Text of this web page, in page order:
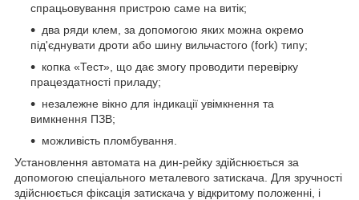
спрацьовування пристрою саме на витік;
два ряди клем, за допомогою яких можна окремо
під'єднувати дроти або шину вильчастого (fork) типу;
копка «Тест», що дає змогу проводити перевірку
працездатності приладу;
незалежне вікно для індикації увімкнення та
вимкнення ПЗВ;
можливість пломбування.
Установлення автомата на дин-рейку здійснюється за
допомогою спеціального металевого затискача. Для зручності
здійснюється фіксація затискача у відкритому положенні, і